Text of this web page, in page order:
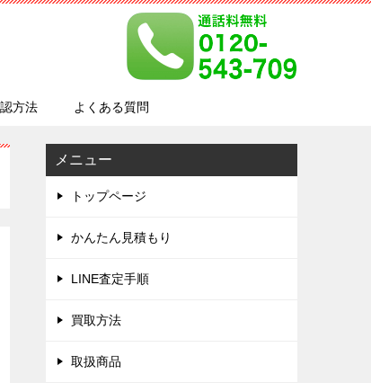
方法 よくある質問
メニュー
トップページ
かんたん見積もり
LINE査定手順
買取方法
取扱商品